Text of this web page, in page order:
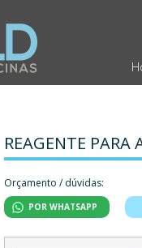
REAGENTE PARA
Orçamento / dúvidas:
POR WHATSAPP